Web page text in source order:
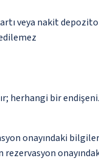
veya nakit
bir
onayındaki
rezervasyon